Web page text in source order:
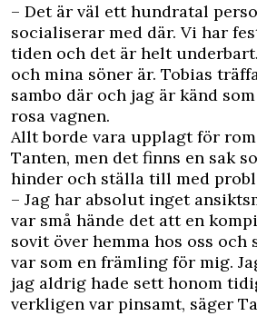
– Det är väl ett hundratal
socialiserar med där. Vi har
tiden och det är helt
och mina söner är. Tobias
sambo där och jag är känd
rosa vagnen.
Allt borde vara upplagt för
Tanten, men det finns en sak
hinder och ställa till med
– Jag har absolut inget
var små hände det att en
sovit över hemma hos oss och
var som en främling för mig.
jag aldrig hade sett honom
verkligen var pinsamt, säger